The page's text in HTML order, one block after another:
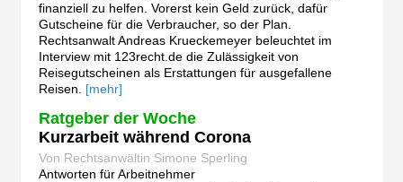
finanziell zu helfen. Vorerst kein Geld zurück, dafür
Gutscheine für die Verbraucher, so der Plan.
Rechtsanwalt Andreas Krueckemeyer beleuchtet im
Interview mit 123recht.de die Zulässigkeit von
Reisegutscheinen als Erstattungen für ausgefallene
Reisen. [mehr]
Ratgeber der Woche
Kurzarbeit während Corona
Von Rechtsanwältin Simone Sperling
Antworten für Arbeitnehmer